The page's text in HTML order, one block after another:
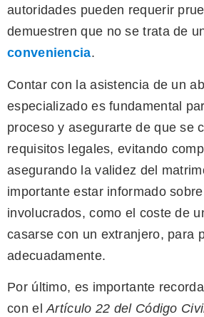
autoridades pueden requerir
demuestren que no se trata de
conveniencia.
Contar con la asistencia de un
especializado es fundamental
proceso y asegurarte de que se
requisitos legales, evitando
asegurando la validez del
importante estar informado
involucrados, como el coste de
casarse con un extranjero, para
adecuadamente.
Por último, es importante
con elArtículo 22 del Código